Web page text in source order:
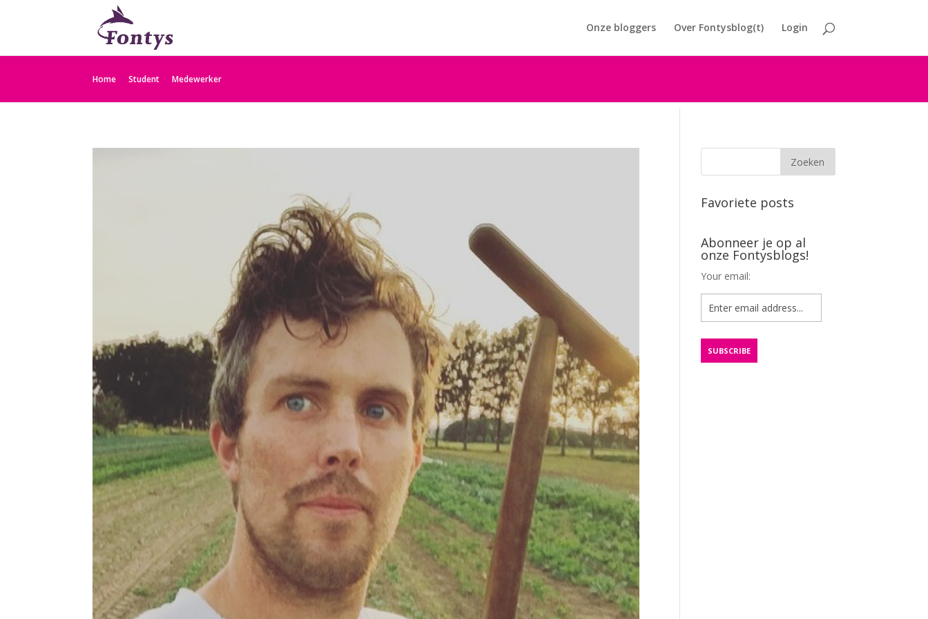
Home Student Medewerker
Onze bloggers Over Fontysblog(t) Login
Favoriete posts
Abonneer je op al
onze Fontysblogs!
Your email: